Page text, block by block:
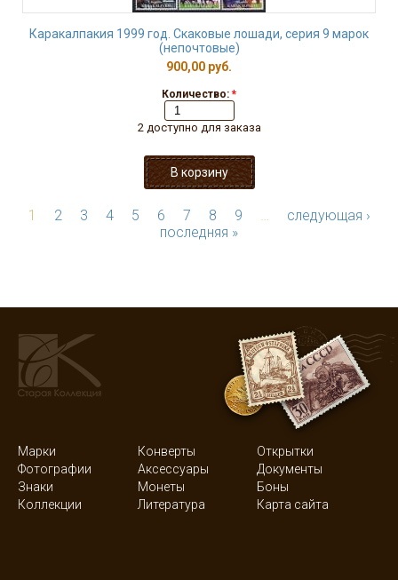
Каракалпакия 1999 год. Скаковые лошади, серия 9 марок
(непочтовые)
900,00 руб.
Количество: *
2 доступно для заказа
1 2 3 4 5 6 7 8 9 …
следующая ›
последняя »
Марки Конверты
Открытки
Фотографии
Аксессуары
Документы
Знаки
Монеты
Боны
Коллекции
Литература Карта сайта